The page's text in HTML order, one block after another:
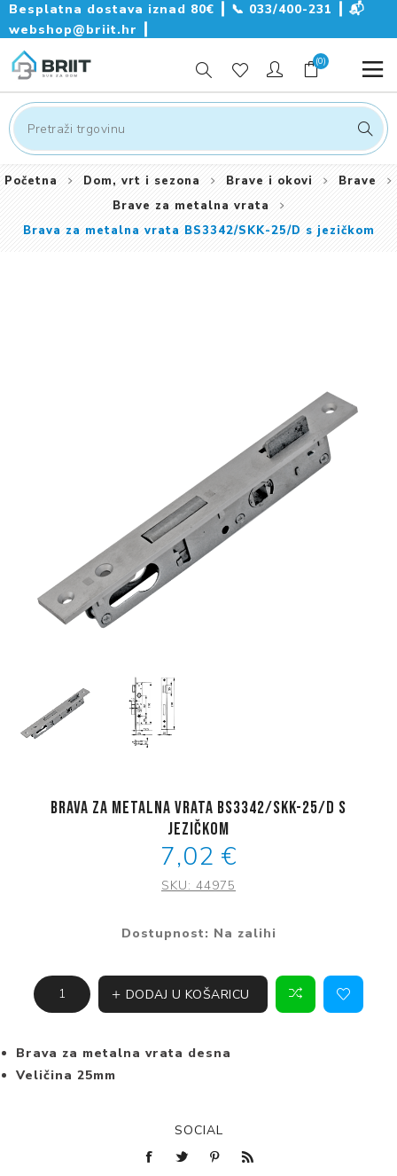
Besplatna dostava iznad 80€ ┃ 📞 033/400-231
📬
webshop@briit.hr
(0)
Početna Dom, vrt i sezona Brave i okovi
Brave
Brave za metalna vrata
Brava za metalna vrata BS3342/SKK-25/D s jezičkom
Brava za metalna vrata BS3342/SKK-25/D s
jezičkom
7,02 €
SKU: 44975
Dostupnost: Na zalihi
DODAJ U KOŠARICU
Brava za metalna vrata desna
Veličina 25mm
SOCIAL